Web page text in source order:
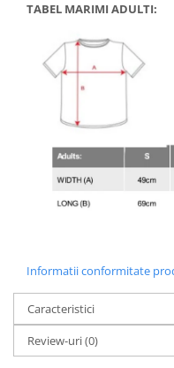
TABEL MARIMI ADULTI:
Informatii conformitate
Caracteristici
Review-uri(0)